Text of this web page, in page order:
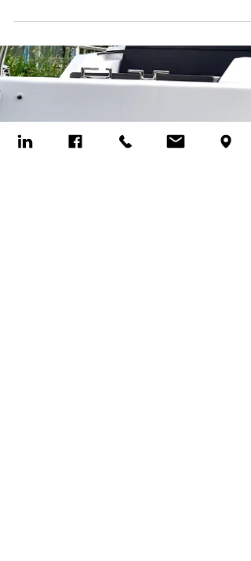
Er zijn meerdere redenen waarom het
uw boot te kiezen. De maritieme
industrie heeft veel te doen